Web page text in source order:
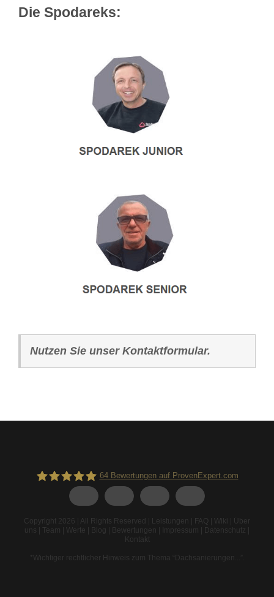
Die Spodareks:
Nutzen Sie unser Kontaktformular.
64Bewertungen auf ProvenExpert.com
Copyright 2026 | All Rights Reserved | Leistungen FAQ Wiki
Über
uns
Team Werte Blog Bewertungen Impressum Datenschutz
Kontakt
*Wichtiger rechtlicher Hinweis zum Thema “Dachsanierungen...” .